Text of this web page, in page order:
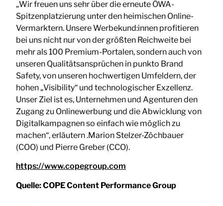
„Wir freuen uns sehr über die erneute ÖWA-
Spitzenplatzierung unter den heimischen Online-
Vermarktern. Unsere Werbekund:innen profitieren
bei uns nicht nur von der größten Reichweite bei
mehr als 100 Premium-Portalen, sondern auch von
unseren Qualitätsansprüchen in punkto Brand
Safety, von unseren hochwertigen Umfeldern, der
hohen „Visibility“ und technologischer Exzellenz.
Unser Ziel ist es, Unternehmen und Agenturen den
Zugang zu Onlinewerbung und die Abwicklung von
Digitalkampagnen so einfach wie möglich zu
machen“, erläutern .Marion Stelzer-Zöchbauer
(COO) und Pierre Greber (CCO).
https://www.copegroup.com
Quelle:COPE Content Performance Group